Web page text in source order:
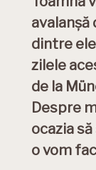
dintre
zilele
de la
Despre
ocazia
o vom